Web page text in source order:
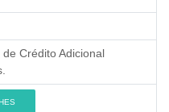
Crédito Adicional